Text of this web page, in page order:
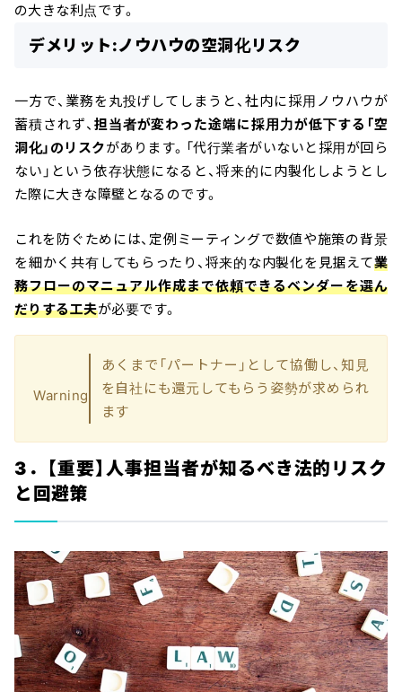
の大きな利点です。
デメリット:ノウハウの空洞化リスク
一方で、業務を丸投げしてしまうと、社内に採用ノウハウが
蓄積されず、 担当者が変わった途端に採用力が低下する「空
洞化」のリスクがあります。「代行業者がいないと採用が回ら
ない」という依存状態になると、将来的に内製化しようとし
た際に大きな障壁となるのです。
これを防ぐためには、定例ミーティングで数値や施策の背景
を細かく共有してもらったり、将来的な内製化を見据えて業
務フローのマニュアル作成まで依頼できるベンダーを選ん
だりする工夫が必要です。
Warning
あくまで「パートナー」として協働し、知見
を自社にも還元してもらう姿勢が求められ
ます
3．【重要】人事担当者が知るべき法的リスク
と回避策